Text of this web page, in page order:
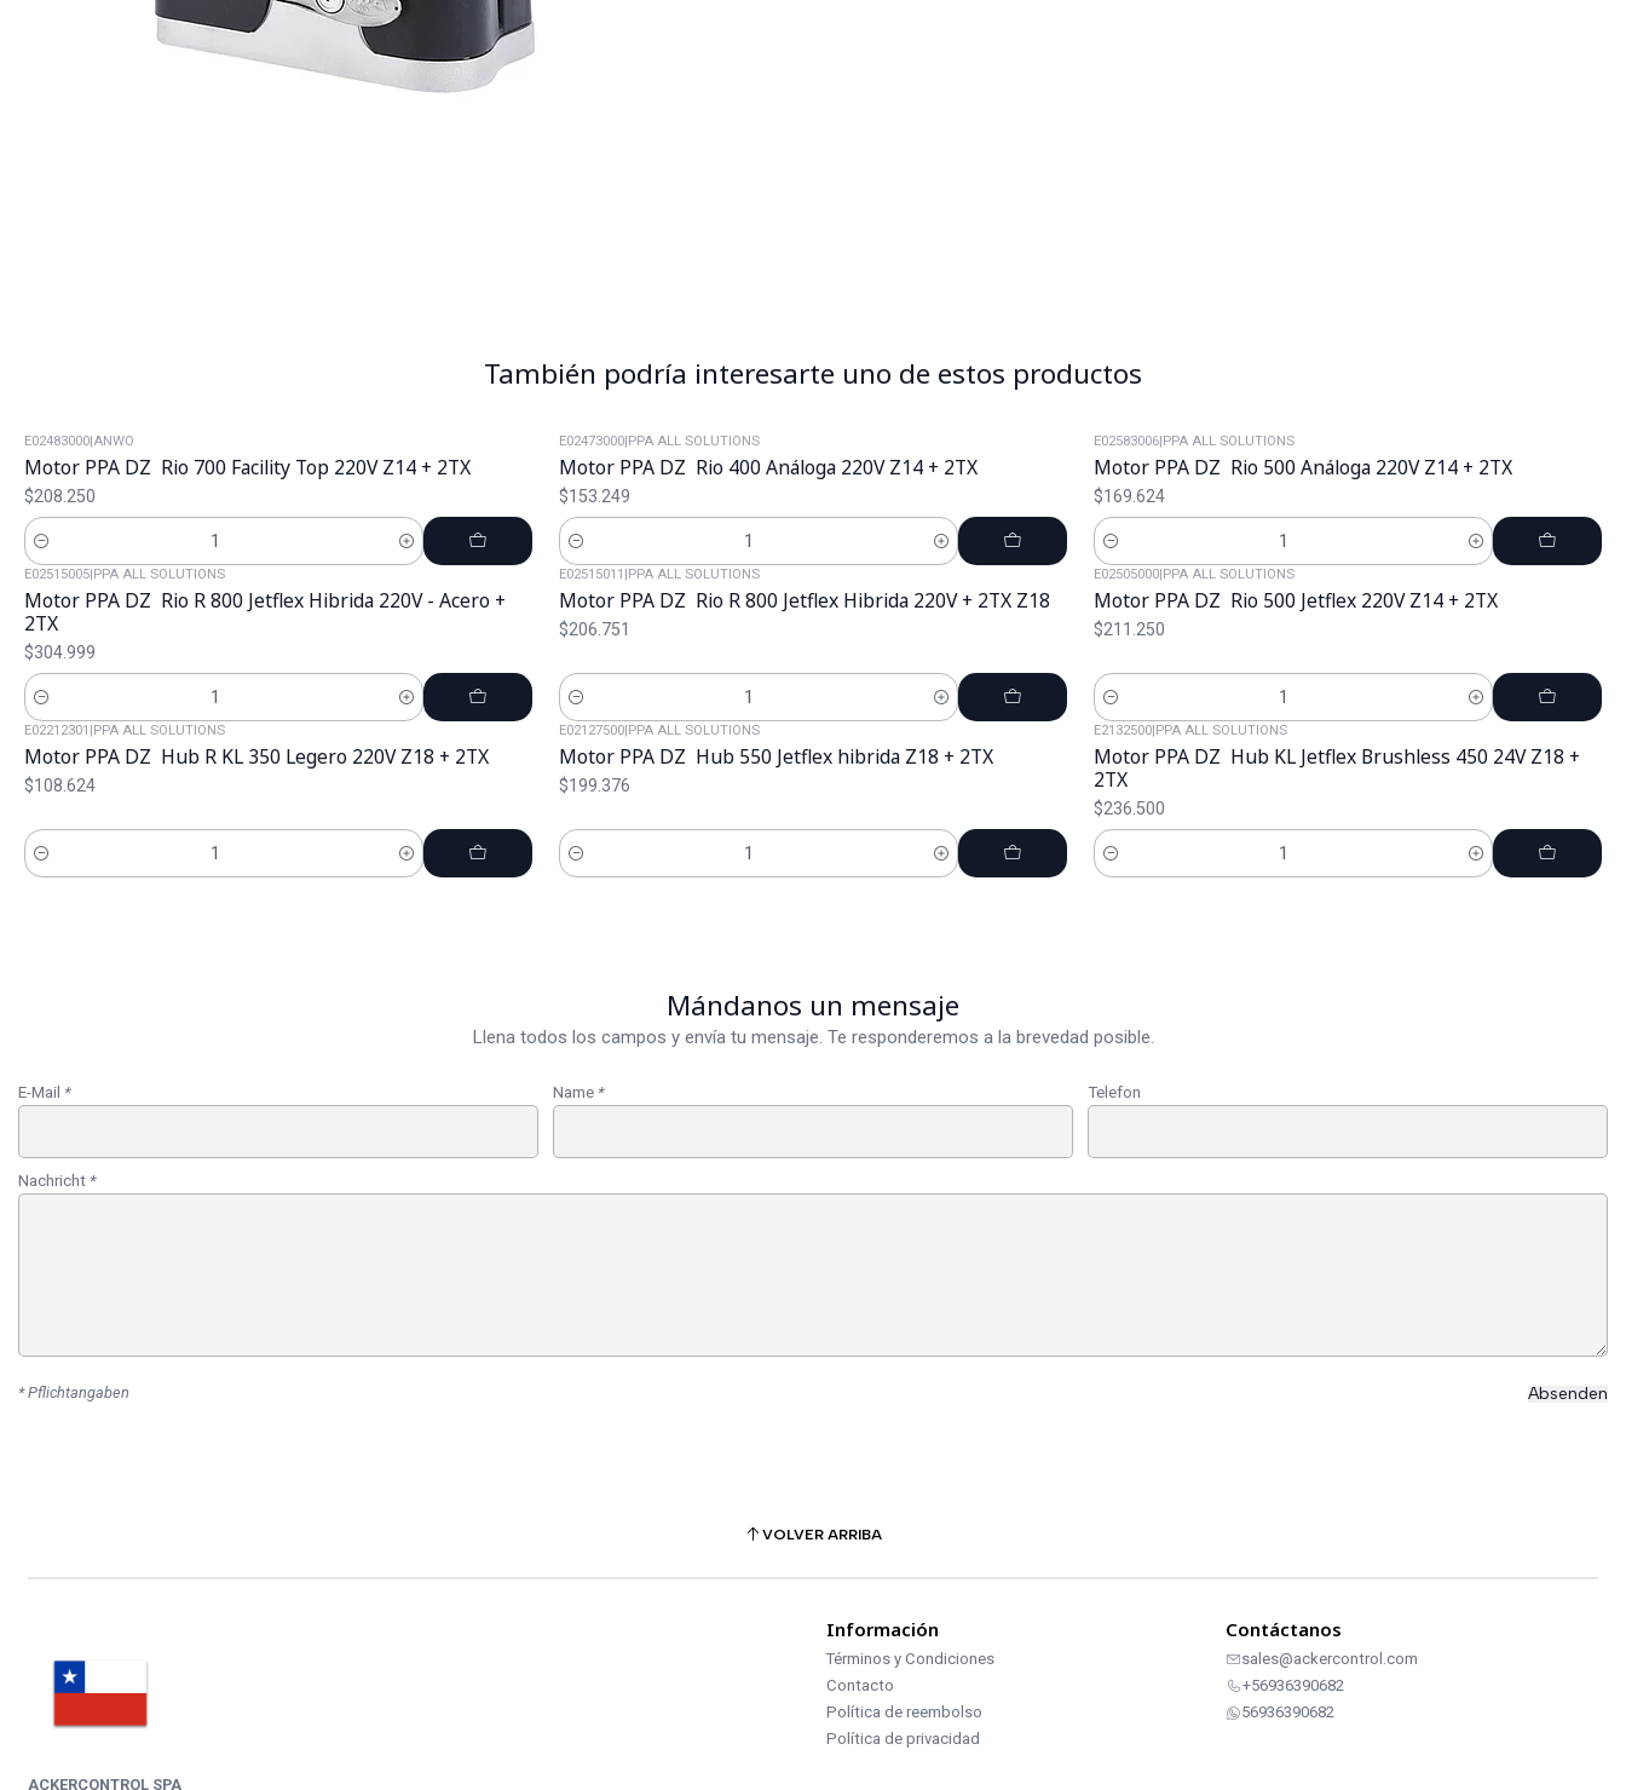
También podría interesarte uno de estos productos
E02483000|ANWO
Motor PPA DZ Rio 700 Facility Top 220V Z14 + 2TX
$208.250
Cantidad
E02473000|PPA ALL SOLUTIONS
Motor PPA DZ Rio 400 Análoga 220V Z14 + 2TX
$153.249
Cantidad
E02583006|PPA ALL SOLUTIONS
Motor PPA DZ Rio 500 Análoga 220V Z14 + 2TX
$169.624
Cantidad
E02515005|PPA ALL SOLUTIONS
Motor PPA DZ Rio R 800 Jetflex Hibrida 220V - Acero +
2TX
$304.999
Cantidad
E02515011 |PPA ALL SOLUTIONS
Motor PPA DZ Rio R 800 Jetflex Hibrida 220V + 2TX Z18
$206.751
Cantidad
E02505000|PPA ALL SOLUTIONS
Motor PPA DZ Rio 500 Jetflex 220V Z14 + 2TX
$211.250
Cantidad
E02212301 |PPA ALL SOLUTIONS
Motor PPA DZ Hub R KL 350 Legero 220V Z18 + 2TX
$108.624
Cantidad
E02127500|PPA ALL SOLUTIONS
Motor PPA DZ Hub 550 Jetflex hibrida Z18 + 2TX
$199.376
Cantidad
E2132500|PPA ALL SOLUTIONS
Motor PPA DZ Hub KL Jetflex Brushless 450 24V Z18 +
2TX
$236.500
Cantidad
Mándanos un mensaje
Llena todos los campos y envía tu mensaje. Te responderemos a la brevedad posible.
E-Mail * Name * Telefon
Nachricht *
* Pflichtangaben
VOLVER ARRIBA
ACKERCONTROL SPA
Información
Términos y Condiciones
Contacto
Política de reembolso
Política de privacidad
Contáctanos
sales@ackercontrol.com
+56936390682
56936390682